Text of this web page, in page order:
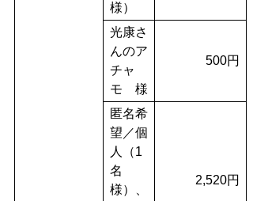
様）
光康さ
んのア
チャ
モ 様
500円
匿名希
望／個
人（1
名
様）、
2,520円